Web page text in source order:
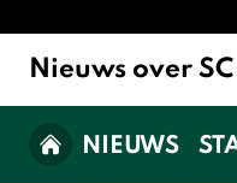
Nieuws over
NIEUWS